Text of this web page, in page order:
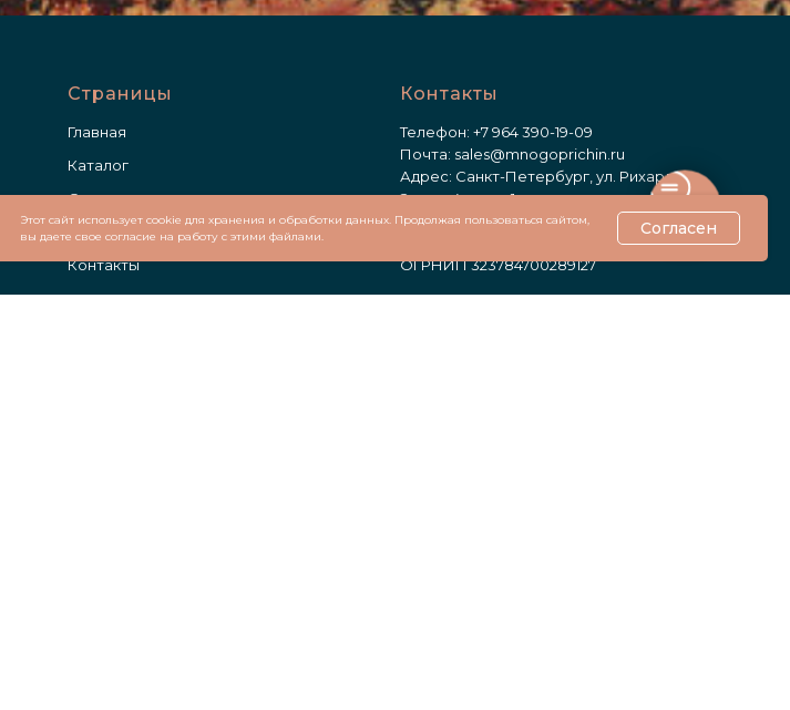
Страницы
Главная
Каталог
О нас
Поставщикам
Контакты
Контакты
Телефон: +7 964 390-19-09
Почта: sales@mnogoprichin.ru
Адрес: Санкт-Петербург, ул. Рихарда
Зорге, 4, корп. 1
ИП Сенденкова Кристина Андреевна
ОГРНИП 323784700289127
Этот сайт использует cookie для хранения и обработки данных. Продолжая пользоваться сайтом,
вы даете свое согласие на работу с этими файлами.
Согласен